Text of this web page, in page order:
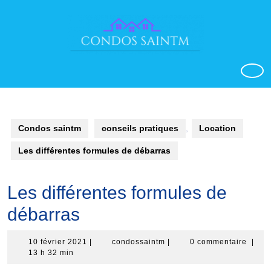
Condos saintm conseils pratiques Location
Les différentes formules de débarras
Les différentes formules de
débarras
10 février 2021 10
condossaintm condossaintm
0 commentaire
13 h 32 min